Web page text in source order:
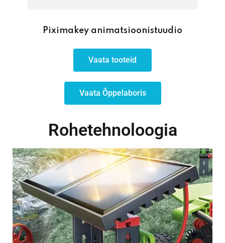
Piximakey animatsioonistuudio
Vaata tooteid
Vaata Õppelaboris
Rohetehnoloogia